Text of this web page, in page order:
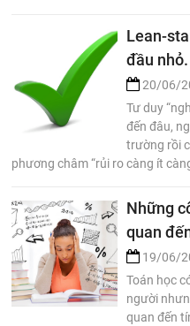
Lean-
đầu nhỏ.
20/06/
Tư duy
đến đâu,
trường rồi
phương châm “rủi ro càng ít
Những
quan
19/06/
Toán học
người
quan đến